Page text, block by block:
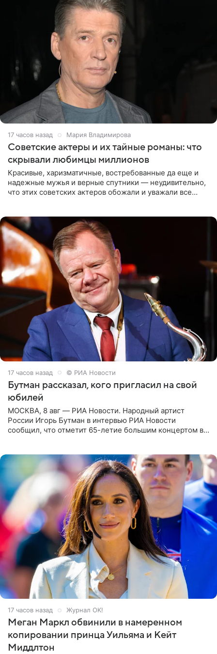
17 часов назад Мария Владимирова
Советские актеры и их тайные романы: что
скрывали любимцы миллионов
Красивые, харизматичные, востребованные да еще и
надежные мужья и верные спутники — неудивительно,
что этих советских актеров обожали и уважали все
17 часов назад © РИА Новости
Бутман рассказал, кого пригласил на свой
юбилей
МОСКВА, 8 авг — РИА Новости. Народный артист
России Игорь Бутман в интервью РИА Новости
сообщил, что отметит 65-летие большим концертом в
17 часов назад Журнал OK!
Меган Маркл обвинили в намеренном
копировании принца Уильяма и Кейт
Миддлтон